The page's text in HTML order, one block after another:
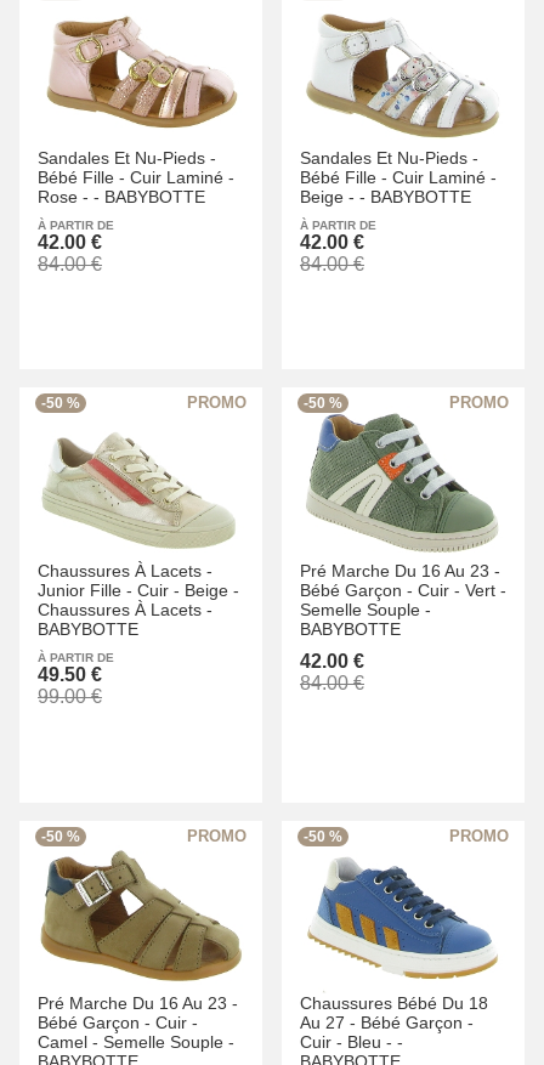
Sandales Et Nu-Pieds -
Bébé Fille - Cuir Laminé -
Rose - - BABYBOTTE
À PARTIR DE
42.00 €
84.00 €
Sandales Et Nu-Pieds -
Bébé Fille - Cuir Laminé -
Beige - - BABYBOTTE
À PARTIR DE
42.00 €
84.00 €
-50 %
Chaussures À Lacets -
Junior Fille - Cuir - Beige -
Chaussures À Lacets -
BABYBOTTE
À PARTIR DE
49.50 €
99.00 €
-50 %
Pré Marche Du 16 Au 23 -
Bébé Garçon - Cuir - Vert -
Semelle Souple -
BABYBOTTE
42.00 €
84.00 €
-50 %
Pré Marche Du 16 Au 23 -
Bébé Garçon - Cuir -
Camel - Semelle Souple -
-50 %
Chaussures Bébé Du 18
Au 27 - Bébé Garçon -
Cuir - Bleu - -